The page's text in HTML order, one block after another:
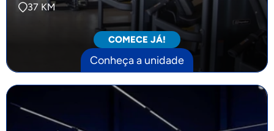
37 KM
COMECE JÁ!
Conheça a unidade